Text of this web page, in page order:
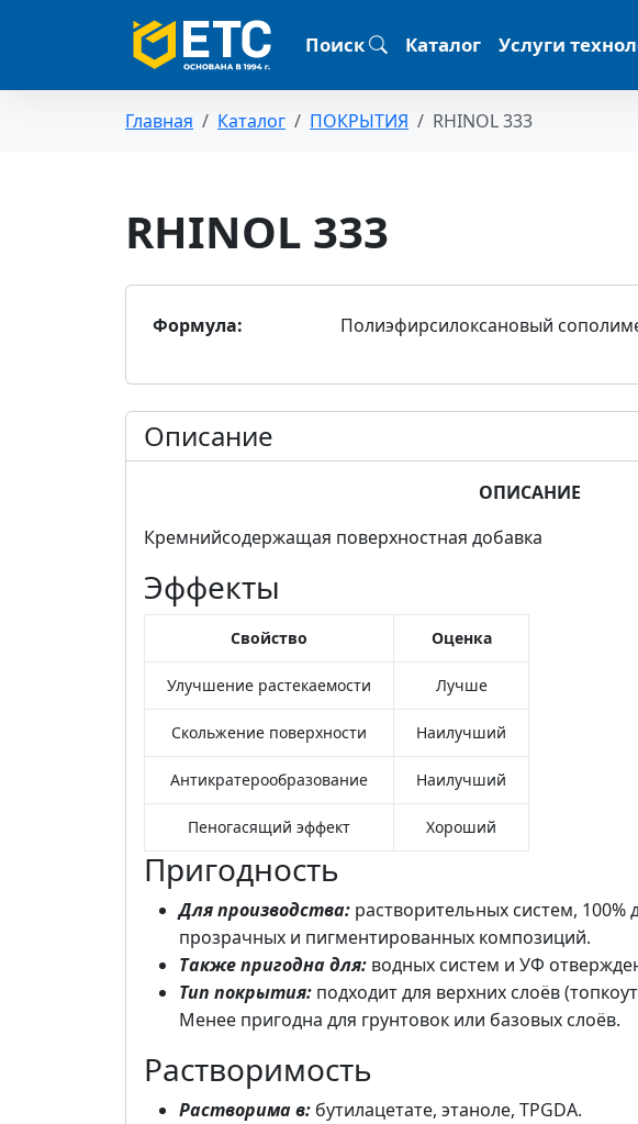
Поиск Каталог Услуги
Главная Каталог ПОКРЫТИЯ RHINOL 333
RHINOL 333
Формула: Полиэфирсилоксановый
Описание
ОПИСАНИЕ
Кремнийсодержащая поверхностная добавка
Эффекты
Свойство Оценка
Улучшение растекаемости Лучше
Скольжение поверхности Наилучший
Антикратерообразование Наилучший
Пеногасящий эффект Хороший
Пригодность
Для производства: растворительных систем, 100%
прозрачных и пигментированных композиций.
Также пригодна для: водных систем и УФ
Тип покрытия: подходит для верхних слоёв
Менее пригодна для грунтовок или базовых слоёв.
Растворимость
Растворима в: бутилацетате, этаноле, TPGDA.